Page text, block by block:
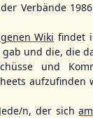
WBSC Europe
11:30 Uhr(€)
Switzerland
U-23 Baseball
Championship
Spain
Verbände
Wiki findet
und die, die
und
n, der sich